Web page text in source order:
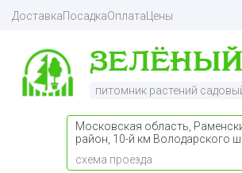
ДоставкаПосадкаОплата Цены
питомник растений
Московская область,
район, 10-й км Володарского
схема проезда